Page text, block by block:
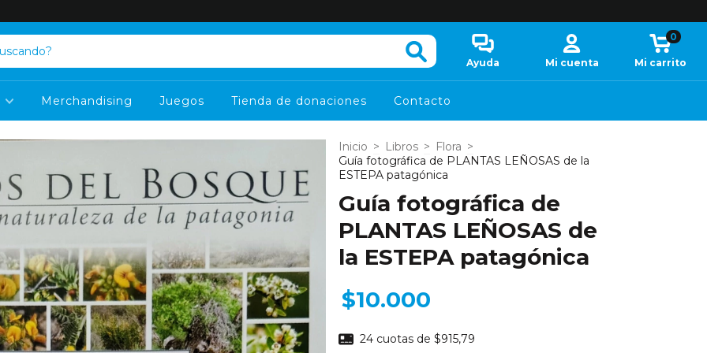
Ayuda Mi cuenta Mi carrito
0
Merchandising Juegos Tienda de donaciones Contacto
Inicio > Libros > Flora >
Guía fotográfica de PLANTAS LEÑOSAS de la
ESTEPA patagónica
Guía fotográfica de
PLANTAS LEÑOSAS de
la ESTEPA patagónica
$10.000
24 cuotas de $915,79